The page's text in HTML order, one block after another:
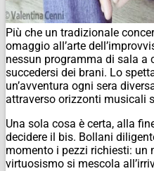
Più che un tradizionale
omaggio all’arte
nessun programma di sala a
succedersi dei brani. Lo
un’avventura ogni sera
attraverso orizzonti musicali
Una sola cosa è certa, alla
decidere il bis. Bollani
momento i pezzi richiesti: un
virtuosismo si mescola